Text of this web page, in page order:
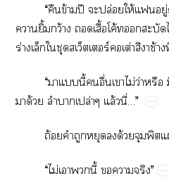
“​​ข้​ปี​​ปล่​ให้​ู่​
​ิ้​ว้​​ื้โค้
ร่​​​ร์​​ต่​​​
“​​​ี้​​ื่​​ไม่​ว่​
​ด้​​ปล่​ล้​ี่…”
ถ้​​​​​ด้
“​ไม่​​​ี้​​​”